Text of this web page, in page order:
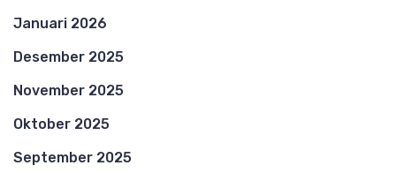
Januari 2026
Desember 2025
November 2025
Oktober 2025
September 2025